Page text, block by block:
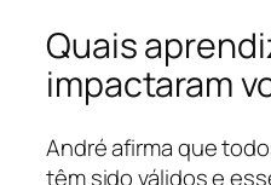
Quais
impactaram
André afirma que
têm sido válidos e